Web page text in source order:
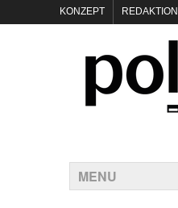
KONZEPT REDAKTION
POLIS
KONTAKT
MENU